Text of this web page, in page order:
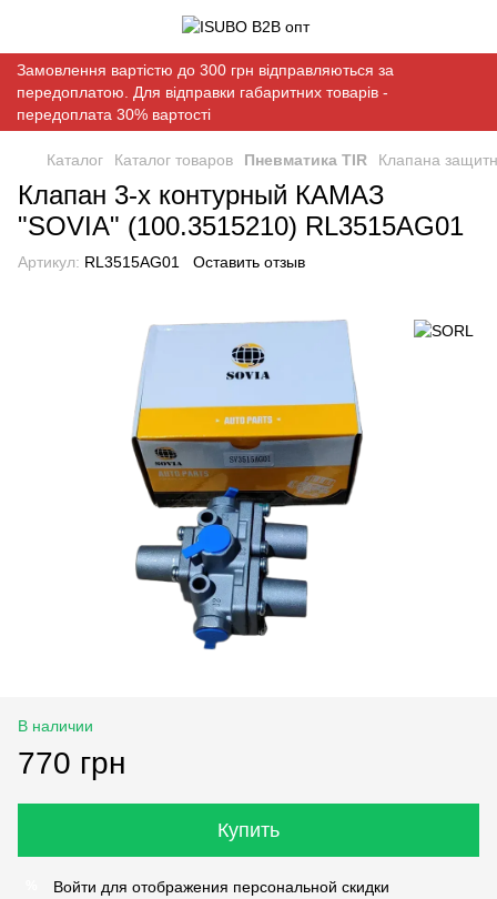
Замовлення вартістю до 300 грн відправляються за
передоплатою. Для відправки габаритних товарів -
передоплата 30% вартості
Каталог Каталог товаров Пневматика TIR Клапана
Клапан 3-х контурный КАМАЗ
"SOVIA" (100.3515210) RL3515AG01
Артикул: RL3515AG01 Оставить отзыв
В наличии
770 грн
Купить
Войти для отображения персональной скидки